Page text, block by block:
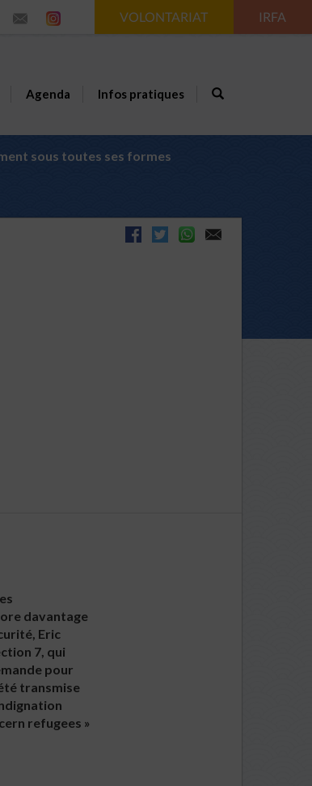
VOLONTARIAT IRFA
Agenda Infos pratiques
sous toutes ses formes
davantage
Eric
7, qui
pour
transmise
refugees »